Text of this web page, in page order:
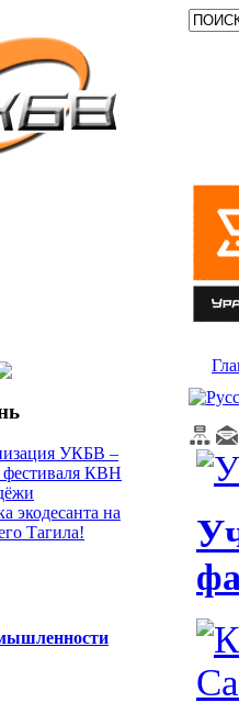
УКБВ –
фестиваля КВН
экодесанта на
Тагила!